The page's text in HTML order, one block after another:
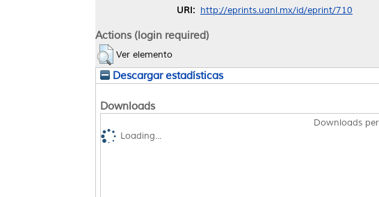
URI: http://eprints.uanl.mx/id/eprint/710
Actions (login required)
Ver elemento
Descargar estadísticas
Downloads
Downloads
Loading...